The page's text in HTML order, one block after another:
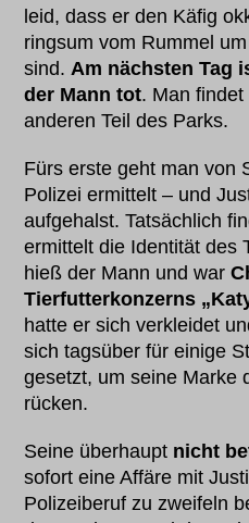
leid, dass er den Käfig
ringsum vom Rummel
sind.Am nächsten Tag
der Mann tot. Man
anderen Teil des Parks.
Fürs erste geht man von
Polizei ermittelt – und
aufgehalst. Tatsächlich
ermittelt die Identität des
hieß der Mann und war
Tierfutterkonzerns
hatte er sich verkleidet
sich tagsüber für einige
gesetzt, um seine Marke
rücken.
Seine überhaupt nicht
sofort eine Affäre mit
Polizeiberuf zu zweifeln